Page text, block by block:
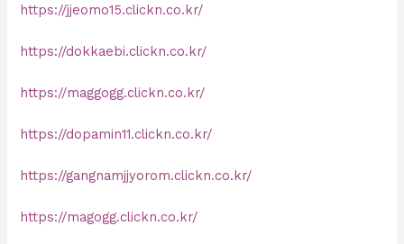
https://jjeomo15.clickn.co.kr/
https://dokkaebi.clickn.co.kr/
https://maggogg.clickn.co.kr/
https://dopamin11.clickn.co.kr/
https://gangnamjjyorom.clickn.co.kr/
https://magogg.clickn.co.kr/